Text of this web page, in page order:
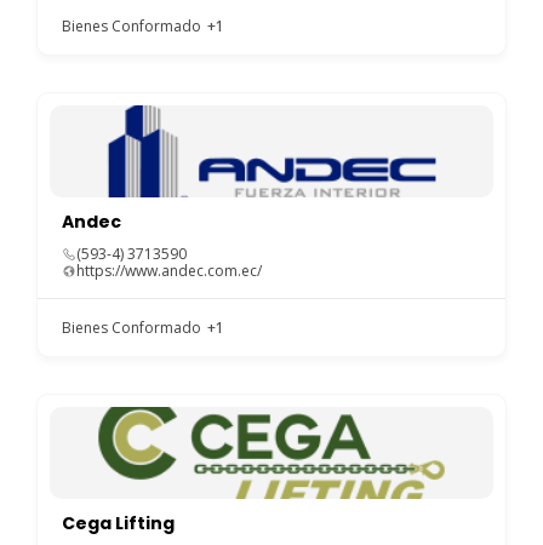
Bienes Conformado +1
Andec
(593-4) 3713590
https://www.andec.com.ec/
Bienes Conformado +1
Cega Lifting